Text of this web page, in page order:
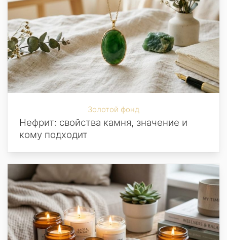
Золотой фонд
Нефрит: свойства камня, значение и
кому подходит